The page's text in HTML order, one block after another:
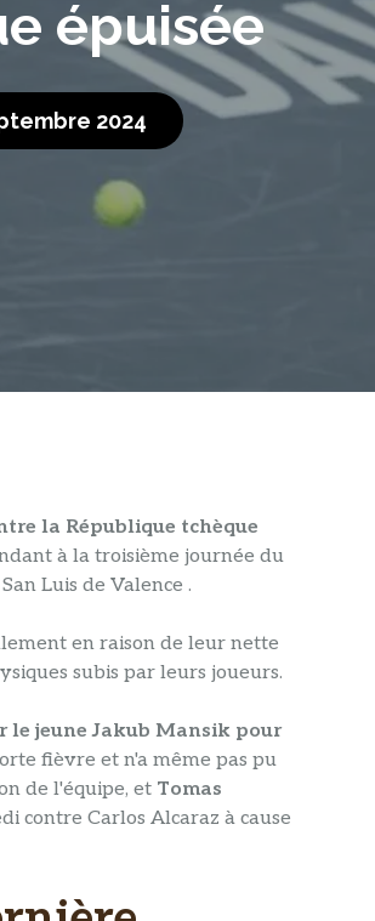
épuisée
2024
la République tchèque
à la troisième journée du
Luis de Valence .
en raison de leur nette
subis par leurs joueurs.
le jeune Jakub Mansik pour
fièvre et n'a même pas pu
de l'équipe, et Tomas
contre Carlos Alcaraz à cause